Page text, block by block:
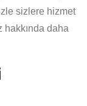
sizlere hizmet
daha